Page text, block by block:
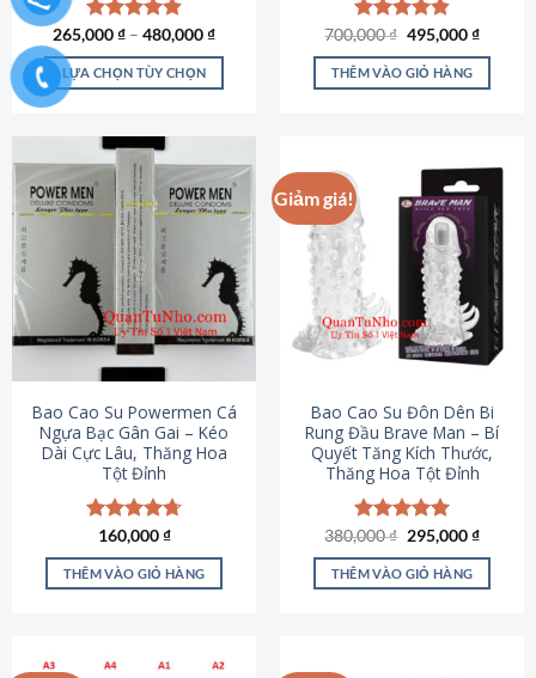
Được xếp
hạng4.87
5 sao
265,000₫ – 480,000₫
LỰA CHỌN TÙY CHỌN
này
có
nhiều
biến
thể.
Các
tùy
chọn
có
chọn
trên
trang
sản
phẩm
Được xếp
hạng4.83
5 sao
700,000₫ Giá
là:
700,000 ₫.
495,000₫Giá
tại
THÊM VÀO GIỎ HÀNG
Bao Cao Su Powermen Cá
Ngựa Bạc Gân Gai – Kéo
Dài Cực Lâu, Thăng Hoa
Tột Đỉnh
Được xếp
hạng4.73
5 sao
160,000₫
THÊM VÀO GIỎ HÀNG
Giảm giá!
Bao Cao Su Đôn Dên Bi
Rung Đầu Brave Man – Bí
Quyết Tăng Kích Thước,
Thăng Hoa Tột Đỉnh
Được xếp
hạng5.00
5 sao
380,000₫ Giá
là:
380,000 ₫.
295,000₫Giá
tại
THÊM VÀO GIỎ HÀNG